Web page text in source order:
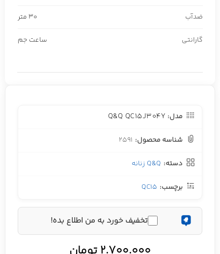
ضدآب 30 متر
گارانتی ساعت جم
مدل: Q&Q QC15J304Y
شناسه محصول: 2591
دسته: Q&Q زنانه
برچسب: QC15
تخفیف خورد به من اطلاع بده!